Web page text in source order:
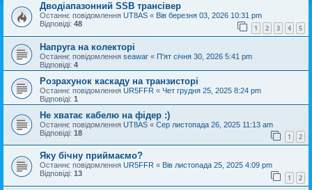
Дводіапазонний SSB трансівер
Останнє повідомлення UT8AS « Вів березня 03, 2026 10:31 pm
Відповіді: 48 1 2 3 4 5
Напруга на колекторі
Останнє повідомлення seawar « П'ят січня 30, 2026 5:41 pm
Відповіді: 4
Розрахунок каскаду на транзисторі
Останнє повідомлення UR5FFR « Чет грудня 25, 2025 8:24 pm
Відповіді: 1
Не хватає кабелю на фідер :)
Останнє повідомлення UT8AS « Сер листопада 26, 2025 11:13 am
Відповіді: 18 1 2
Яку бічну приймаємо?
Останнє повідомлення UR5FFR « Вів листопада 25, 2025 4:09 pm
Відповіді: 13 1 2